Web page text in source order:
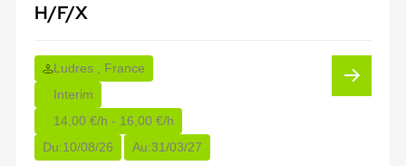
H/F/X
Ludres , France
Interim
14,00 €/h - 16,00 €/h
Du:10/08/26 Au:31/03/27